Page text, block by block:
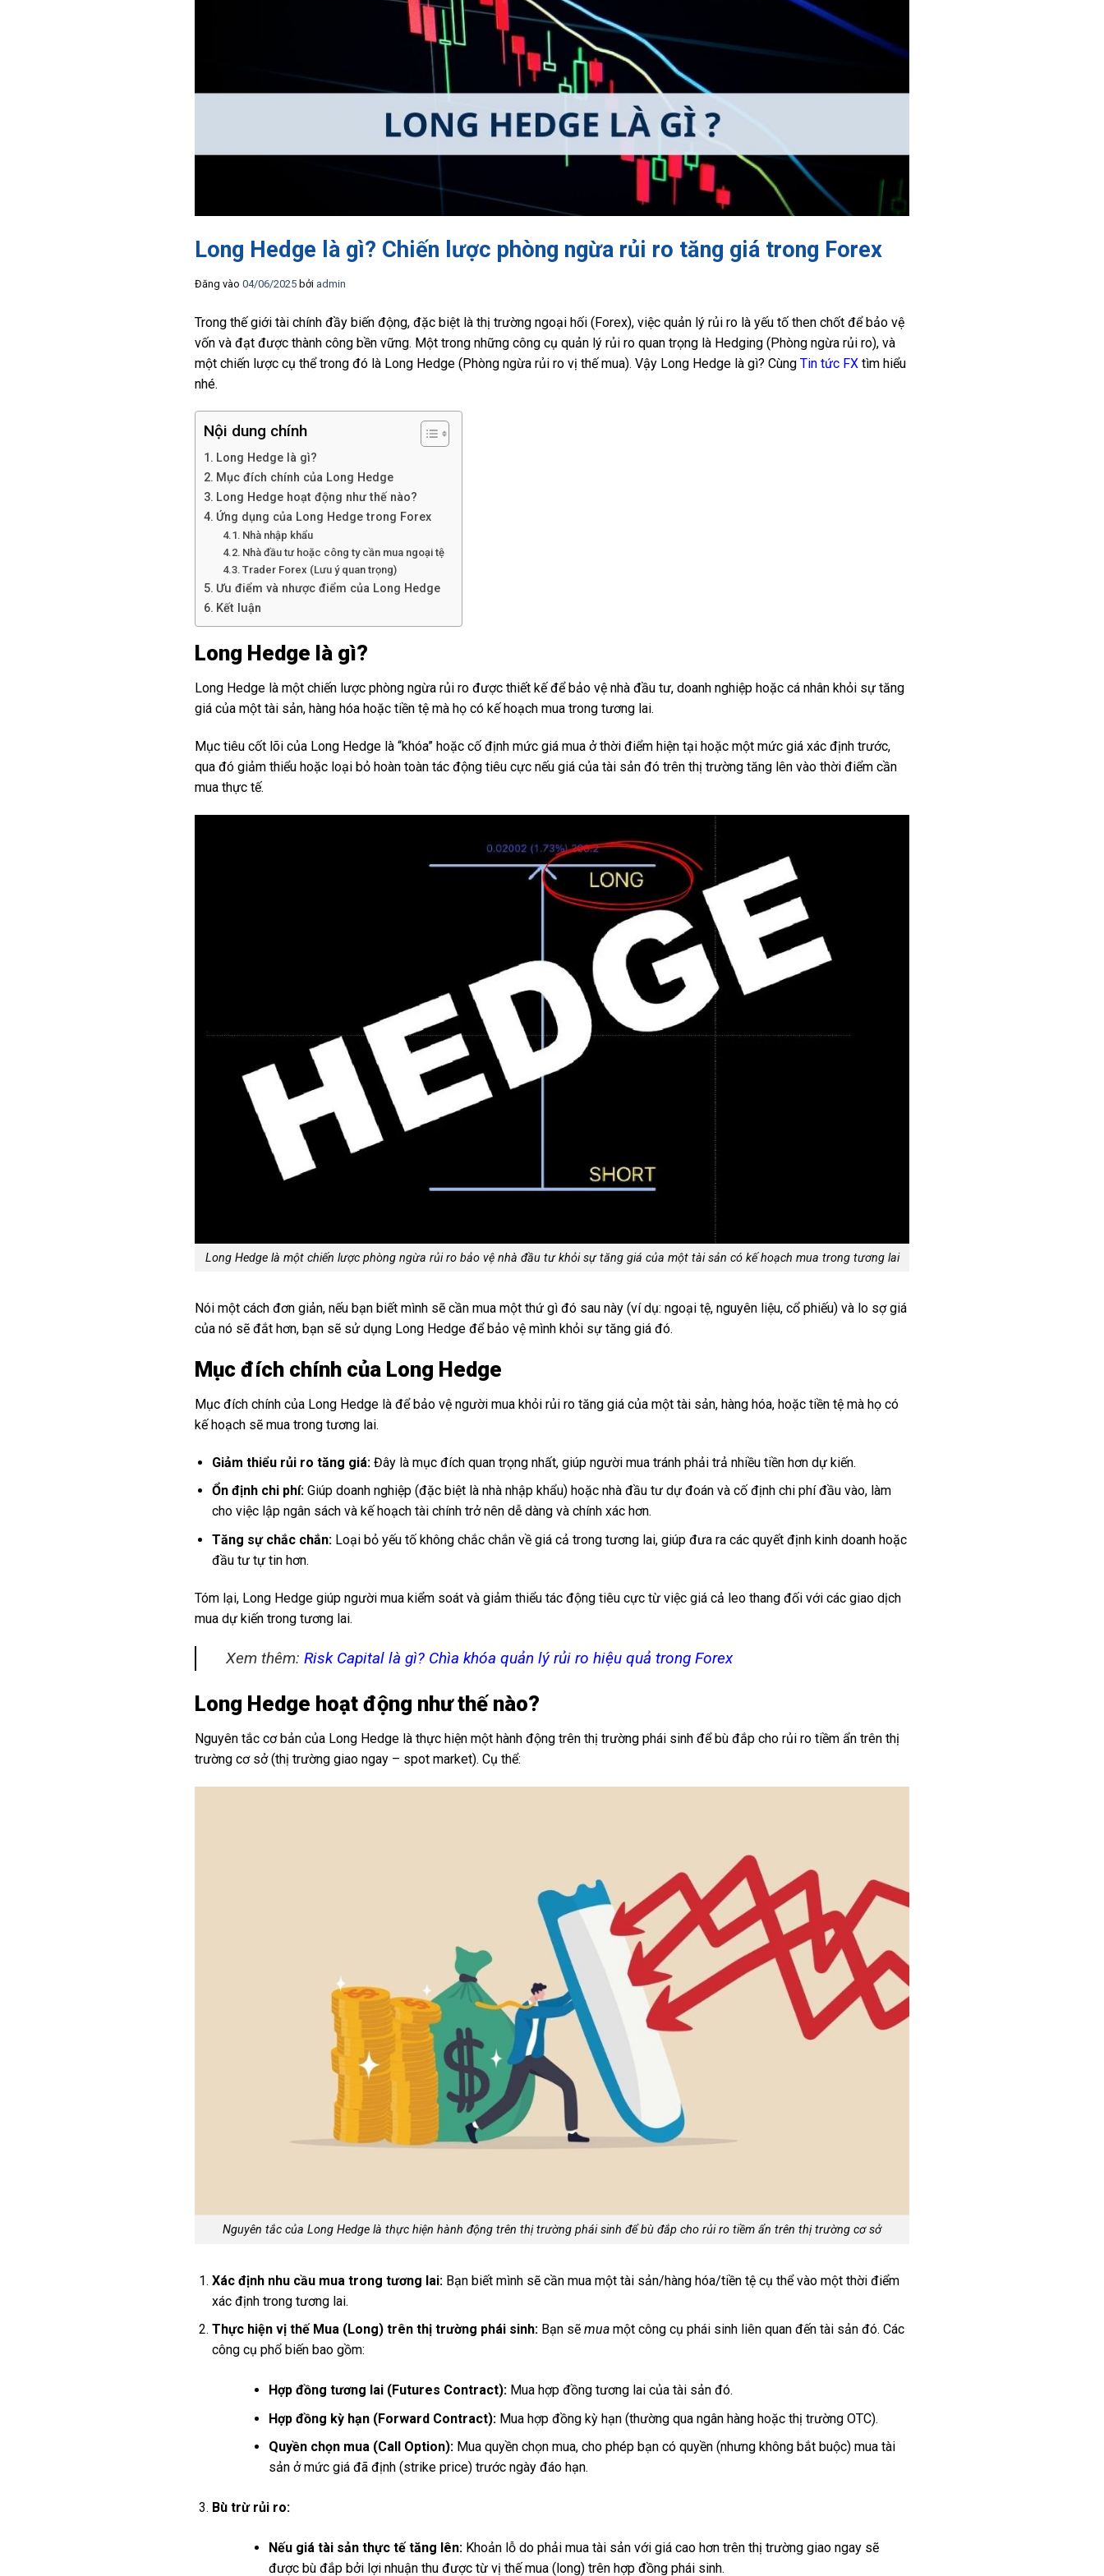
Long Hedge là gì? Chiến lược phòng ngừa rủi ro tăng giá trong Forex
Đăng vào 04/06/2025 bởi admin
Trong thế giới tài chính đầy biến động, đặc biệt là thị trường ngoại hối (Forex), việc quản lý rủi ro là yếu tố then chốt để bảo vệ
vốn và đạt được thành công bền vững. Một trong những công cụ quản lý rủi ro quan trọng là Hedging (Phòng ngừa rủi ro), và
một chiến lược cụ thể trong đó là Long Hedge (Phòng ngừa rủi ro vị thế mua). Vậy Long Hedge là gì? Cùng Tin tức FX tìm hiểu
nhé.
Nội dung chính
Long Hedge là gì?
Mục đích chính của Long Hedge
Long Hedge hoạt động như thế nào?
Ứng dụng của Long Hedge trong Forex
Nhà nhập khẩu
Nhà đầu tư hoặc công ty cần mua ngoại tệ
Trader Forex (Lưu ý quan trọng)
Ưu điểm và nhược điểm của Long Hedge
Kết luận
Long Hedge là gì?
Long Hedge là một chiến lược phòng ngừa rủi ro được thiết kế để bảo vệ nhà đầu tư, doanh nghiệp hoặc cá nhân khỏi sự tăng
giá của một tài sản, hàng hóa hoặc tiền tệ mà họ có kế hoạch mua trong tương lai.
Mục tiêu cốt lõi của Long Hedge là “khóa” hoặc cố định mức giá mua ở thời điểm hiện tại hoặc một mức giá xác định trước,
qua đó giảm thiểu hoặc loại bỏ hoàn toàn tác động tiêu cực nếu giá của tài sản đó trên thị trường tăng lên vào thời điểm cần
mua thực tế.
Long Hedge là một chiến lược phòng ngừa rủi ro bảo vệ nhà đầu tư khỏi sự tăng giá của một tài sản có kế hoạch mua trong tương lai
Nói một cách đơn giản, nếu bạn biết mình sẽ cần mua một thứ gì đó sau này (ví dụ: ngoại tệ, nguyên liệu, cổ phiếu) và lo sợ giá
của nó sẽ đắt hơn, bạn sẽ sử dụng Long Hedge để bảo vệ mình khỏi sự tăng giá đó.
Mục đích chính của Long Hedge
Mục đích chính của Long Hedge là để bảo vệ người mua khỏi rủi ro tăng giá của một tài sản, hàng hóa, hoặc tiền tệ mà họ có
kế hoạch sẽ mua trong tương lai.
Giảm thiểu rủi ro tăng giá:Đây là mục đích quan trọng nhất, giúp người mua tránh phải trả nhiều tiền hơn dự kiến.
Ổn định chi phí:Giúp doanh nghiệp (đặc biệt là nhà nhập khẩu) hoặc nhà đầu tư dự đoán và cố định chi phí đầu vào, làm
cho việc lập ngân sách và kế hoạch tài chính trở nên dễ dàng và chính xác hơn.
Tăng sự chắc chắn:Loại bỏ yếu tố không chắc chắn về giá cả trong tương lai, giúp đưa ra các quyết định kinh doanh hoặc
đầu tư tự tin hơn.
Tóm lại, Long Hedge giúp người mua kiểm soát và giảm thiểu tác động tiêu cực từ việc giá cả leo thang đối với các giao dịch
mua dự kiến trong tương lai.
Xem thêm: Risk Capital là gì? Chìa khóa quản lý rủi ro hiệu quả trong Forex
Long Hedge hoạt động như thế nào?
Nguyên tắc cơ bản của Long Hedge là thực hiện một hành động trên thị trường phái sinh để bù đắp cho rủi ro tiềm ẩn trên thị
trường cơ sở (thị trường giao ngay – spot market). Cụ thể:
Nguyên tắc của Long Hedge là thực hiện hành động trên thị trường phái sinh để bù đắp cho rủi ro tiềm ẩn trên thị trường cơ sở
Xác định nhu cầu mua trong tương lai:Bạn biết mình sẽ cần mua một tài sản/hàng hóa/tiền tệ cụ thể vào một thời điểm
xác định trong tương lai.
Thực hiện vị thế Mua (Long) trên thị trường phái sinh:Bạn sẽ muamột công cụ phái sinh liên quan đến tài sản đó. Các
công cụ phổ biến bao gồm:
Hợp đồng tương lai (Futures Contract):Mua hợp đồng tương lai của tài sản đó.
Hợp đồng kỳ hạn (Forward Contract):Mua hợp đồng kỳ hạn (thường qua ngân hàng hoặc thị trường OTC).
Quyền chọn mua (Call Option):Mua quyền chọn mua, cho phép bạn có quyền (nhưng không bắt buộc) mua tài
sản ở mức giá đã định (strike price) trước ngày đáo hạn.
Bù trừ rủi ro:
Nếu giá tài sản thực tế tăng lên:Khoản lỗ do phải mua tài sản với giá cao hơn trên thị trường giao ngay sẽ
được bù đắp bởi lợi nhuận thu được từ vị thế mua (long) trên hợp đồng phái sinh.